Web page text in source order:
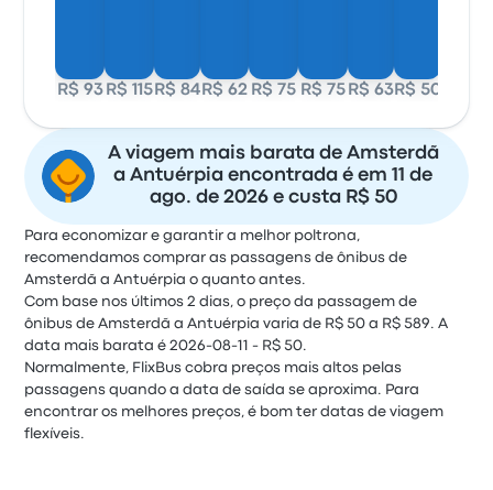
R$ 93 R$ 115 R$ 84 R$ 62 R$ 75 R$ 75 R$ 63 R$ 50
A viagem mais barata de Amsterdã
a Antuérpia encontrada é em 11 de
ago. de 2026 e custa R$ 50
Para economizar e garantir a melhor poltrona,
recomendamos comprar as passagens de ônibus de
Amsterdã a Antuérpia o quanto antes.
Com base nos últimos 2 dias, o preço da passagem de
ônibus de Amsterdã a Antuérpia varia de R$ 50 a R$ 589. A
data mais barata é 2026-08-11 - R$ 50.
Normalmente, FlixBus cobra preços mais altos pelas
passagens quando a data de saída se aproxima. Para
encontrar os melhores preços, é bom ter datas de viagem
flexíveis.